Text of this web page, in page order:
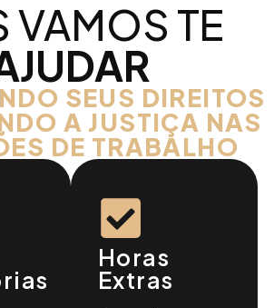
VAMOS TE
SEUS DIREITOS
A JUSTIÇA NAS
DE TRABALHO
Horas
Extras